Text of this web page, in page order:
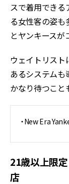
スで着用できる
る女性客の姿も
とヤンキースが
ウェイトリスト
あるシステムも
かなり待つこと
・New Era
21歳以上限
店